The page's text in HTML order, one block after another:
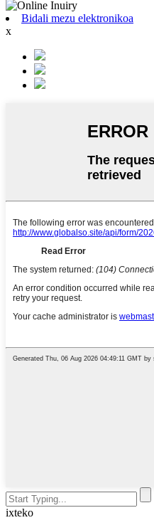
Bidali mezu elektronikoa
x
ixteko